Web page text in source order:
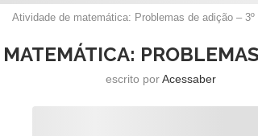
Atividade de matemática: Problemas de adição – 3º
escrito porAcessaber